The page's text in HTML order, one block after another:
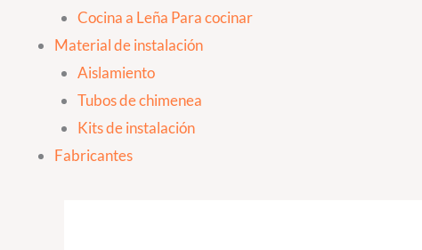
Cocina a Leña Para cocinar
Material de instalación
Aislamiento
Tubos de chimenea
Kits de instalación
Fabricantes